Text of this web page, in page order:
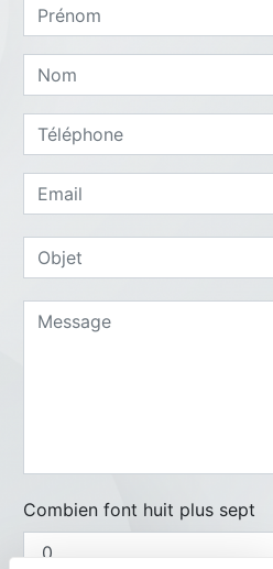
Combien font huit plus sept